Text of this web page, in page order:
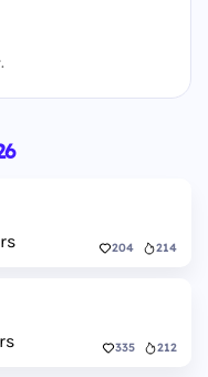
204 214
335 212